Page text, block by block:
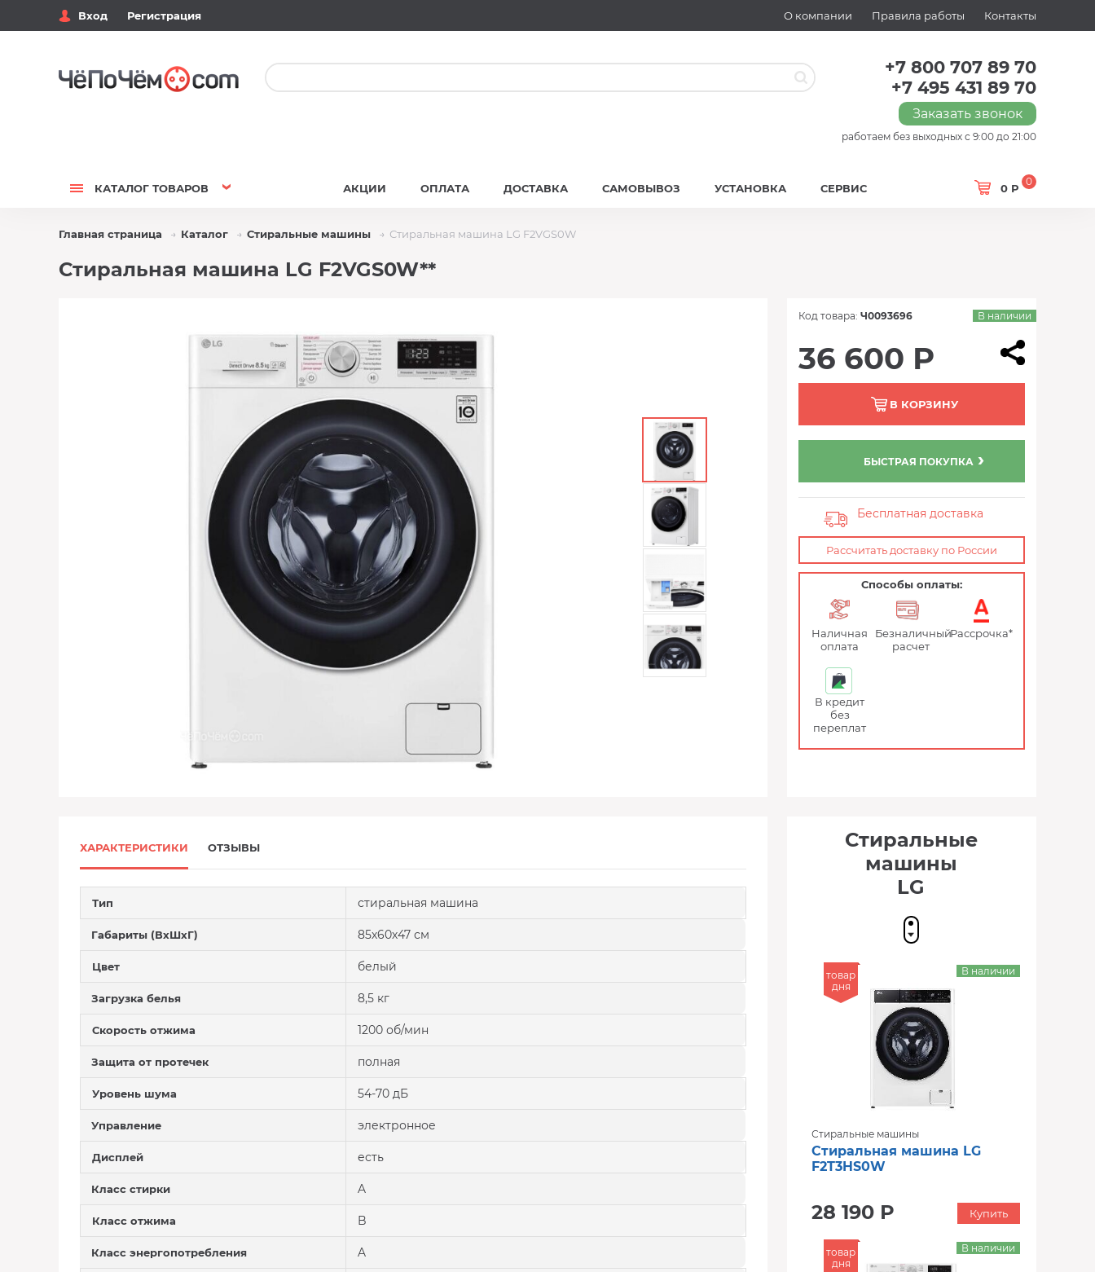
Вход Регистрация О компании Правила работы Контакты
+7 800 707 89 70
+7 495 431 89 70
Заказать звонок
работаем без выходных с 9:00 до 21:00
КАТАЛОГ ТОВАРОВ 0 Р
0
АКЦИИ ОПЛАТА ДОСТАВКА САМОВЫВОЗ УСТАНОВКА СЕРВИС
Главная страница Каталог Стиральные машины Стиральная машина LG F2VGS0W
Стиральная машина LG F2VGS0W**
Код товара: Ч0093696 В наличии
36 600 Р
В КОРЗИНУ
БЫСТРАЯ ПОКУПКА
Бесплатная доставка
Рассчитать доставку по России
Способы оплаты:
Наличная
оплата
Безналичный
расчет
Рассрочка*
В кредит
без
переплат
ХАРАКТЕРИСТИКИ ОТЗЫВЫ
Тип стиральная машина
Габариты (ВхШхГ) 85х60х47 см
Цвет белый
Загрузка белья 8,5 кг
Скорость отжима 1200 об/мин
Защита от протечек полная
Уровень шума 54-70 дБ
Управление электронное
Дисплей есть
Класс стирки A
Класс отжима B
Класс энергопотребления A
Стиральные
машины
LG
товар
дня
Стиральные машины
Стиральная машина LG
F2T3HS0W
28 190 Р
В наличии
Купить
товар
дня
В наличии